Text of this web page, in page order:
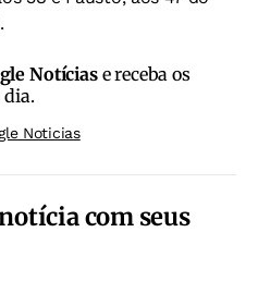
Notíciase receba os
dia.
Noticias
com seus